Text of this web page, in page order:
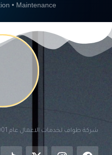
• Maintenance
شركة طواف لخدمات الاعمال عام 2001 بسجل تجارى رقم 4031040858